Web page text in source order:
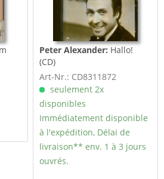
Peter Alexander: Hallo!
(CD)
Art-Nr.: CD8311872
seulement 2x
disponibles
Immédiatement disponible
à l'expédition, Délai de
livraison** env. 1 à 3 jours
ouvrés.